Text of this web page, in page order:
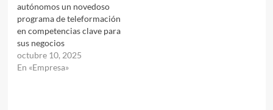
autónomos un novedoso
programa de teleformación
en competencias clave para
sus negocios
octubre 10, 2025
En «Empresa»